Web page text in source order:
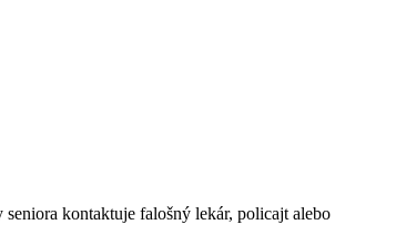
kontaktuje falošný lekár, policajt alebo